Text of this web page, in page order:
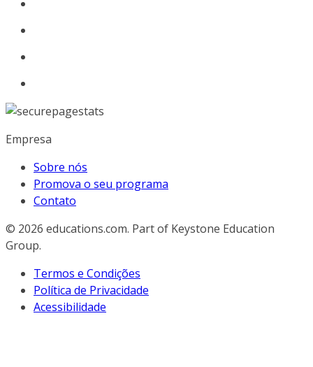
Empresa
Sobre nós
Promova o seu programa
Contato
© 2026 educations.com. Part of Keystone Education
Group.
Termos e Condições
Política de Privacidade
Acessibilidade